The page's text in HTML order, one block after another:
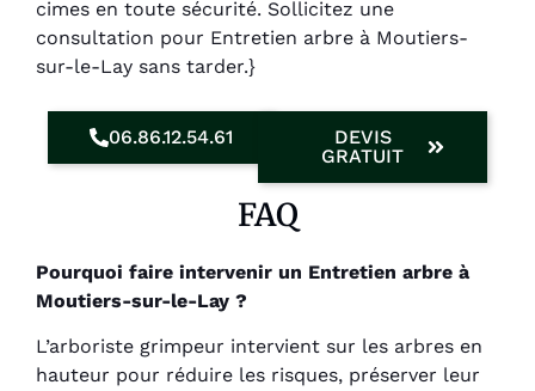
cimes en toute sécurité. Sollicitez une
consultation pour Entretien arbre à Moutiers-
sur-le-Lay sans tarder.}
06.86.12.54.61
DEVIS
GRATUIT
FAQ
Pourquoi faire intervenir un Entretien arbre à
Moutiers-sur-le-Lay ?
L’arboriste grimpeur intervient sur les arbres en
hauteur pour réduire les risques, préserver leur